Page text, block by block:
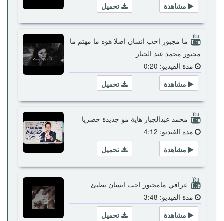
تحميل
مشاهدة
ما مجبور احب انسان اصلا هوه ما مهتم ما
مجبور محمد عبد الجبار
مدة الفيديو: 0:20
تحميل
مشاهدة
محمد عبدالجبار هاية مو جديدة حصريا
مدة الفيديو: 4:12
تحميل
مشاهدة
عراقي مامجبور احب انسان بطيئ
مدة الفيديو: 3:48
تحميل
مشاهدة